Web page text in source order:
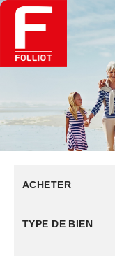
ACHETER
TYPE DE BIEN